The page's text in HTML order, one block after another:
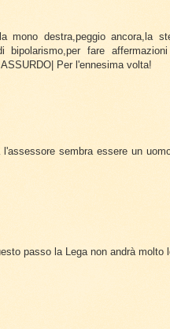
destra,peggio ancora,la
bipolarismo,per fare
Per l'ennesima volta!
sembra essere un
passo la Lega non andrà molto